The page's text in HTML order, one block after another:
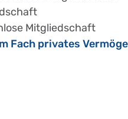
Mitgliedschaft
Fach privates